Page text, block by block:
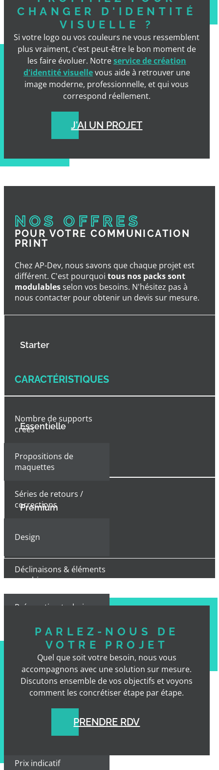
CHANGER D'IDENTITÉ
VISUELLE ?
Si votre logo ou vos couleurs ne vous ressemblent
plus vraiment, c'est peut-être le bon moment de
les faire évoluer. Notreservice de création
d'identité visuellevous aide à retrouver une
image moderne, professionnelle, et qui vous
correspond réellement.
J'AI UN PROJET
NOS OFFRES
POUR VOTRE COMMUNICATION
PRINT
Chez AP-Dev, nous savons que chaque projet est
différent. C'est pourquoi tous nos packs sont
modulablesselon vos besoins. N'hésitez pas à
nous contacter pour obtenir un devis sur mesure.
CARACTÉRISTIQUES
Nombre de supports
créés
Propositions de
maquettes
Séries de retours /
corrections
Design
Déclinaisons & éléments
graphiques
Préparation technique
Fichiers livrés
Conseils techniques
impression
Prix indicatif
Starter
Essentielle
Premium
PARLEZ-NOUS DE
VOTRE PROJET
Quel que soit votre besoin, nous vous
accompagnons avec une solution sur mesure.
Discutons ensemble de vos objectifs et voyons
comment les concrétiser étape par étape.
PRENDRE RDV